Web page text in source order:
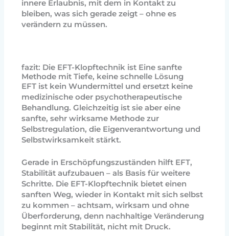
innere Erlaubnis, mit dem in Kontakt zu
bleiben, was sich gerade zeigt – ohne es
verändern zu müssen.
fazit: Die EFT-Klopftechnik ist Eine sanfte
Methode mit Tiefe, keine schnelle Lösung
EFT ist kein Wundermittel und ersetzt keine
medizinische oder psychotherapeutische
Behandlung. Gleichzeitig ist sie aber eine
sanfte, sehr wirksame Methode zur
Selbstregulation, die Eigenverantwortung und
Selbstwirksamkeit stärkt.
Gerade in Erschöpfungszuständen hilft EFT,
Stabilität aufzubauen – als Basis für weitere
Schritte. Die EFT-Klopftechnik bietet einen
sanften Weg, wieder in Kontakt mit sich selbst
zu kommen – achtsam, wirksam und ohne
Überforderung, denn nachhaltige Veränderung
beginnt mit Stabilität, nicht mit Druck.